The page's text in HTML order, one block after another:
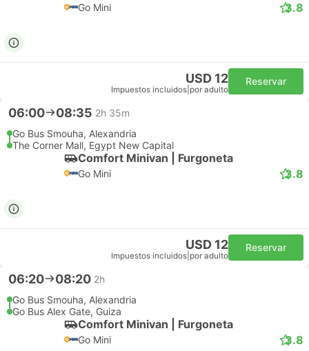
Go Mini 3.8
USD 12
Impuestos incluidos por adulto
Reservar
06:00 08:35 2h 35m
Go Bus Smouha, Alexandria
The Corner Mall, Egypt New Capital
Comfort Minivan | Furgoneta
Go Mini 3.8
USD 12
Impuestos incluidos por adulto
Reservar
06:20 08:20 2h
Go Bus Smouha, Alexandria
Go Bus Alex Gate, Guiza
Comfort Minivan | Furgoneta
Go Mini 3.8